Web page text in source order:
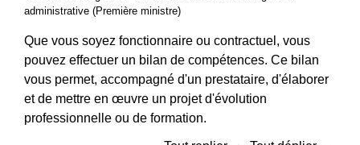
administrative (Première ministre)
Que vous soyez fonctionnaire ou contractuel, vous
pouvez effectuer un bilan de compétences. Ce bilan
vous permet, accompagné d'un prestataire, d'élaborer
et de mettre en œuvre un projet d'évolution
professionnelle ou de formation.